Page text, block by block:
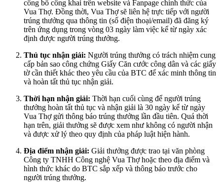
công bố công khai trên website và Fanpage chính thức của
Vua Thợ. Đồng thời, Vua Thợ sẽ liên hệ trực tiếp với người
trúng thưởng qua thông tin (số điện thoại/email) đã đăng ký
trên ứng dụng trong vòng 03 ngày làm việc kể từ ngày xác
định được người trúng thưởng.
Thủ tục nhận giải: Người trúng thưởng có trách nhiệm cung
cấp bản sao công chứng Giấy Căn cước công dân và các giấy
tờ cần thiết khác theo yêu cầu của BTC để xác minh thông tin
và hoàn tất thủ tục nhận giải.
Thời hạn nhận giải: Thời hạn cuối cùng để người trúng
thưởng hoàn tất thủ tục và nhận giải là 30 ngày kể từ ngày
Vua Thợ gửi thông báo trúng thưởng lần đầu tiên. Quá thời
hạn trên, giải thưởng sẽ được xem như không có người nhận
và được xử lý theo quy định của pháp luật hiện hành.
Địa điểm nhận giải: Giải thưởng được trao tại văn phòng
Công ty TNHH Công nghệ Vua Thợ hoặc theo địa điểm và
hình thức khác do BTC sắp xếp và thông báo trước cho
người trúng thưởng.